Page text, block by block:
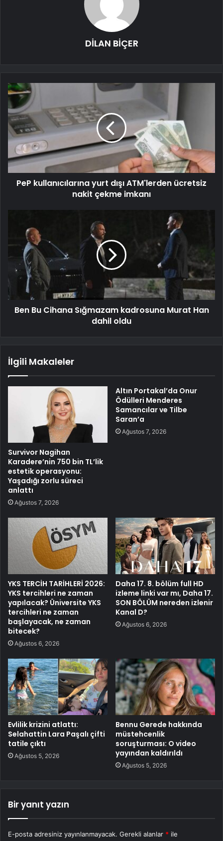
DİLAN BİÇER
PeP kullanıcılarına yurt dışı ATM'lerden ücretsiz
nakit çekme imkanı
Ben Bu Cihana Sığmazam kadrosuna Murat Han
dahil oldu
İlgili Makaleler
Survivor Nagihan
Karadere’nin 750 bin TL’lik
estetik operasyonu:
Yaşadığı zorlu süreci
anlattı
Ağustos 7, 2026
Altın Portakal’da Onur
Ödülleri Menderes
Samancılar ve Tilbe
Saran’a
Ağustos 7, 2026
YKS TERCİH TARİHLERİ 2026:
YKS tercihleri ne zaman
yapılacak? Üniversite YKS
tercihleri ne zaman
başlayacak, ne zaman
bitecek?
Ağustos 6, 2026
Daha 17. 8. bölüm full HD
izleme linki var mı, Daha 17.
SON BÖLÜM nereden izlenir
Kanal D?
Ağustos 6, 2026
Evlilik krizini atlattı:
Selahattin Lara Paşalı çifti
tatile çıktı
Ağustos 5, 2026
Bennu Gerede hakkında
müstehcenlik
soruşturması: O video
yayından kaldırıldı
Ağustos 5, 2026
Bir yanıt yazın
E-posta adresiniz yayınlanmayacak. Gerekli alanlar * ile